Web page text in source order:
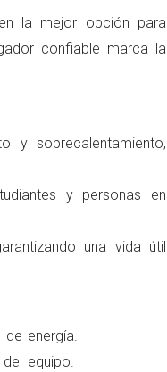
la mejor opción para
confiable marca la
y sobrecalentamiento,
y personas en
una vida útil
energía.
equipo.